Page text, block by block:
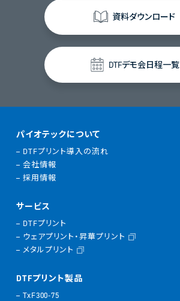
資料ダウンロード
DTFデモ会日程一覧
パイオテックについて
DTFプリント導入の流れ
会社情報
採用情報
サービス
DTFプリント
ウェアプリント・昇華プリント
メタルプリント
DTFプリント製品
TxF300-75